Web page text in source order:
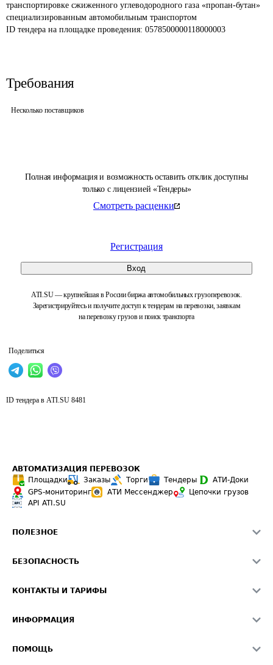
Полная информация и возможность оставить отклик доступны
только с лицензией «Тендеры»
Смотреть расценки
Регистрация
Вход
ATI.SU — крупнейшая в России биржа автомобильных грузоперевозок.
Зарегистрируйтесь и получите доступ к тендерам на перевозки, заявкам
на перевозку грузов и поиск транспорта
Поделиться
транспортировке сжиженного углеводородного газа «пропан-бутан»
специализированным автомобильным транспортом
ID тендера на площадке проведения: 0578500000118000003
Требования
Несколько поставщиков
ID тендера в ATI.SU 8481
АВТОМАТИЗАЦИЯ ПЕРЕВОЗОК
Площадки
Заказы Торги Тендеры
АТИ-Доки
GPS-мониторинг
АТИ Мессенджер
Цепочки грузов
API ATI.SU
ПОЛЕЗНОЕ
Звезды ATI.SU на вашем сайте
Средние ставки
БЕЗОПАСНОСТЬ
Светофор+
О формировании Паспорта
КОНТАКТЫ И ТАРИФЫ
Реклама на сайте
ИНФОРМАЦИЯ
ПОМОЩЬ